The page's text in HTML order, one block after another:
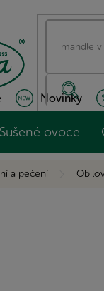
Novinky
Sušené ovoce
a pečení